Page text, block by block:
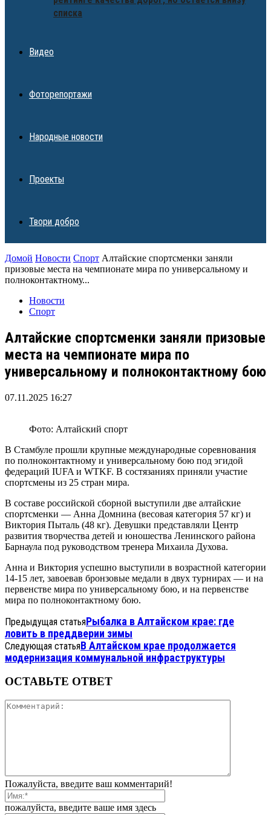
списка
Видео
Фоторепортажи
Народные новости
Проекты
Твори добро
Домой Новости Спорт Алтайские спортсменки заняли
призовые места на чемпионате мира по универсальному и
полноконтактному...
Новости
Спорт
Алтайские спортсменки заняли призовые
места на чемпионате мира по
универсальному и полноконтактному бою
07.11.2025 16:27
Фото: Алтайский спорт
В Стамбуле прошли крупные международные соревнования
по полноконтактному и универсальному бою под эгидой
федераций IUFA и WTKF. В состязаниях приняли участие
спортсмены из 25 стран мира.
В составе российской сборной выступили две алтайские
спортсменки — Анна Домнина (весовая категория 57 кг) и
Виктория Пыталь (48 кг). Девушки представляли Центр
развития творчества детей и юношества Ленинского района
Барнаула под руководством тренера Михаила Духова.
Анна и Виктория успешно выступили в возрастной категории
14-15 лет, завоевав бронзовые медали в двух турнирах — и на
первенстве мира по универсальному бою, и на первенстве
мира по полноконтактному бою.
Предыдущая статьяРыбалка в Алтайском крае: где
ловить в преддверии зимы
Следующая статьяВ Алтайском крае продолжается
модернизация коммунальной инфраструктуры
ОСТАВЬТЕ ОТВЕТ
Пожалуйста, введите ваш комментарий!
пожалуйста, введите ваше имя здесь